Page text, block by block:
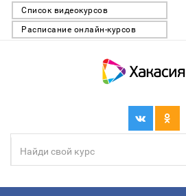
Список видеокурсов
Расписание онлайн-курсов